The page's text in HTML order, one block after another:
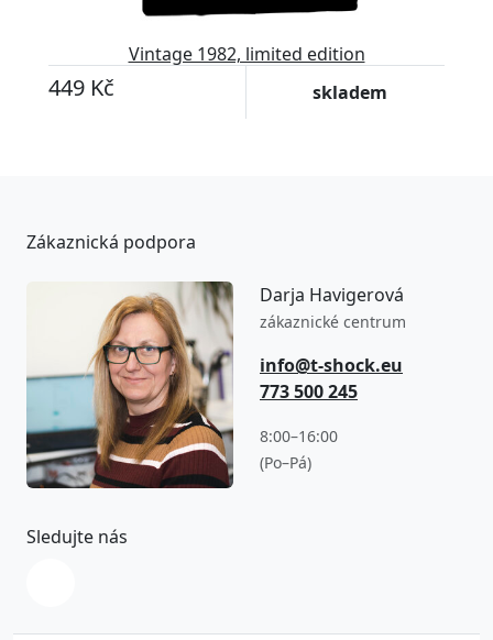
Vintage 1982, limited edition
449 Kč skladem
Zákaznická podpora
Darja Havigerová
zákaznické centrum
info@t-shock.eu
773 500 245
8:00–16:00
(Po–Pá)
Sledujte nás